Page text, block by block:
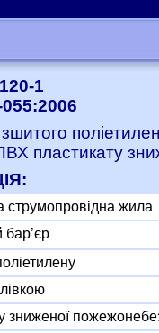
1
пластикату
струмопровідна жила
бар’єр
зниженої